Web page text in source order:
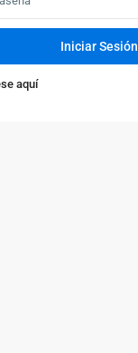
Iniciar Sesión
aquí